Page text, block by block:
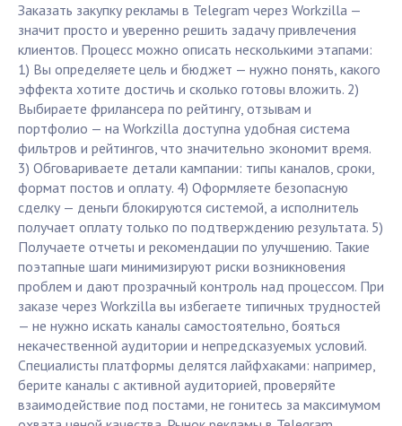
Заказать закупку рекламы в Telegram через Workzilla —
значит просто и уверенно решить задачу привлечения
клиентов. Процесс можно описать несколькими этапами:
1) Вы определяете цель и бюджет — нужно понять, какого
эффекта хотите достичь и сколько готовы вложить. 2)
Выбираете фрилансера по рейтингу, отзывам и
портфолио — на Workzilla доступна удобная система
фильтров и рейтингов, что значительно экономит время.
3) Обговариваете детали кампании: типы каналов, сроки,
формат постов и оплату. 4) Оформляете безопасную
сделку — деньги блокируются системой, а исполнитель
получает оплату только по подтверждению результата. 5)
Получаете отчеты и рекомендации по улучшению. Такие
поэтапные шаги минимизируют риски возникновения
проблем и дают прозрачный контроль над процессом. При
заказе через Workzilla вы избегаете типичных трудностей
— не нужно искать каналы самостоятельно, бояться
некачественной аудитории и непредсказуемых условий.
Специалисты платформы делятся лайфхаками: например,
берите каналы с активной аудиторией, проверяйте
взаимодействие под постами, не гонитесь за максимумом